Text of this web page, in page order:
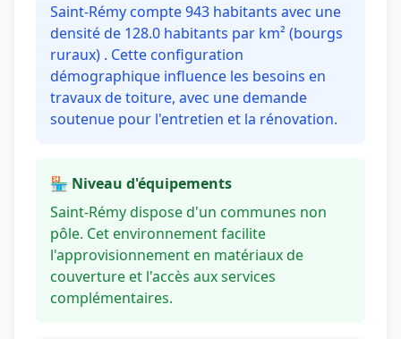
Saint-Rémy compte 943 habitants avec une
densité de 128.0 habitants par km² (bourgs
ruraux) . Cette configuration
démographique influence les besoins en
travaux de toiture, avec une demande
soutenue pour l'entretien et la rénovation.
🏪 Niveau d'équipements
Saint-Rémy dispose d'un communes non
pôle. Cet environnement facilite
l'approvisionnement en matériaux de
couverture et l'accès aux services
complémentaires.